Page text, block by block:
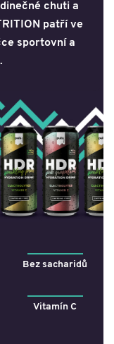
chuti a
patří ve
sportovní a
Bez sacharidů
Vitamín C